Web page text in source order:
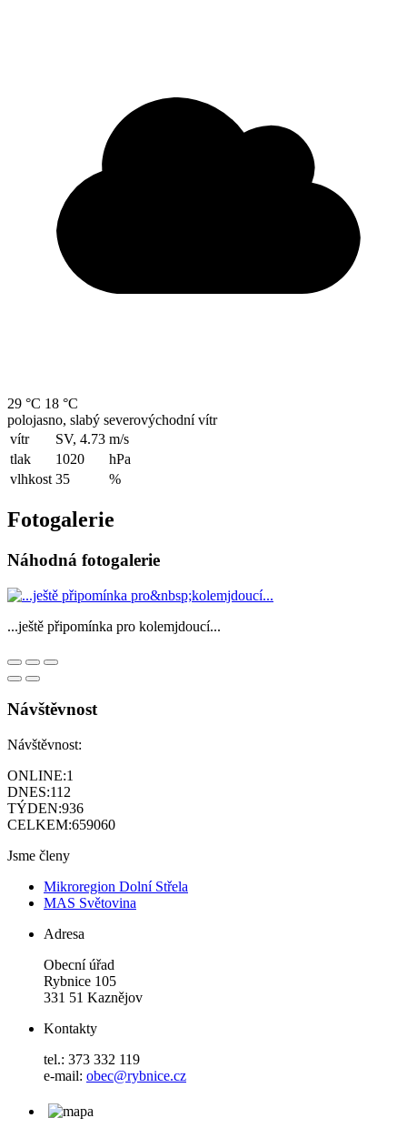
29 °C 18 °C
polojasno, slabý severovýchodní vítr
vítr
SV, 4.73 m/s
tlak
1020
hPa
vlhkost 35 %
Fotogalerie
Náhodná fotogalerie
...ještě připomínka pro kolemjdoucí...
Návštěvnost
Návštěvnost:
ONLINE:1
DNES:112
TÝDEN:936
CELKEM:659060
Jsme členy
Mikroregion Dolní Střela
MAS Světovina
Adresa
Obecní úřad
Rybnice 105
331 51 Kaznějov
Kontakty
tel.: 373 332 119
e-mail: obec@rybnice.cz